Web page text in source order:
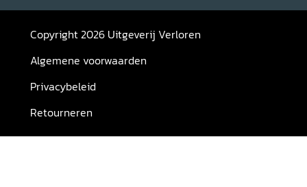
Copyright 2026 Uitgeverij Verloren
Algemene voorwaarden
Privacybeleid
Retourneren